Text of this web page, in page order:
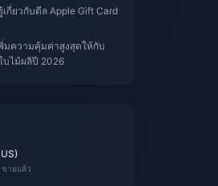
กี่ยวกับดีล Apple Gift Card
มความคุ้มค่าสูงสุดให้กับ
บไม้ผลิปี 2026
ขายแล้ว